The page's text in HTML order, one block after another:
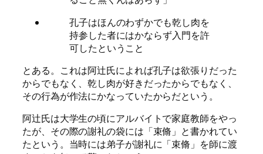
孔子はほんのわずかでも乾し肉を
持参した者にはかならず入門を許
可したということ
とある。これは阿辻氏によれば孔子は欲張りだった
からでもなく、乾し肉が好きだったからでもなく、
その行為が作法にかなっていたからだという。
阿辻氏は大学生の頃にアルバイトで家庭教師をやっ
たが、その際の謝礼の袋には「束脩」と書かれてい
たという。当時には弟子が謝礼に「束脩」を師に渡